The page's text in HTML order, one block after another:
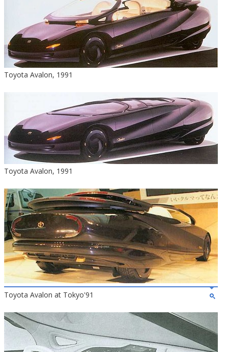
Toyota Avalon, 1991
Toyota Avalon, 1991
Toyota Avalon at Tokyo'91